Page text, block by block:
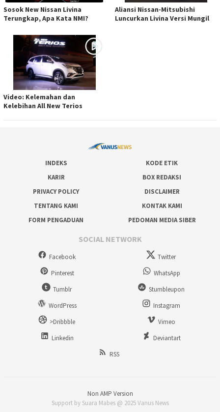
Sosok New Nissan Livina
Terungkap, Apa Kata NMI?
Aliansi Nissan-Mitsubishi
Luncurkan Livina Versi Mungil
Video: Kelemahan dan
Kelebihan All New Terios
INDEKS
KODE ETIK
KARIR
BOX REDAKSI
PRIVACY POLICY
DISCLAIMER
TENTANG KAMI
KONTAK KAMI
FORM PENGADUAN
PEDOMAN MEDIA SIBER
SOCIAL NETWORK
Facebook
Twitter
Pinterest
WhatsApp
Tumblr
Stumbleupon
WordPress
Instagram
>Dribbble
Vimeo
Linkedin
Deviantart
RSS
Non AMP Version
Support by Suara Mabes @ 2025 Vanus News